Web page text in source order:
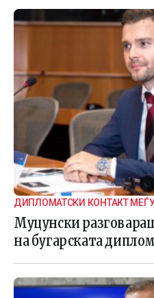
ДИПЛОМАТСКИ КОНТАКТ
Муцунски
на бугарската